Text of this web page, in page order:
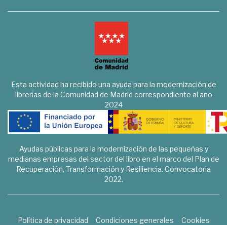
Esta actividad ha recibido una ayuda para la modernización de
librerías de la Comunidad de Madrid correspondiente al año
2024
Ayudas públicas para la modernización de las pequeñas y
medianas empresas del sector del libro en el marco del Plan de
Recuperación, Transformación y Resiliencia. Convocatoria
2022.
Política de privacidad Condiciones generales
Cookies